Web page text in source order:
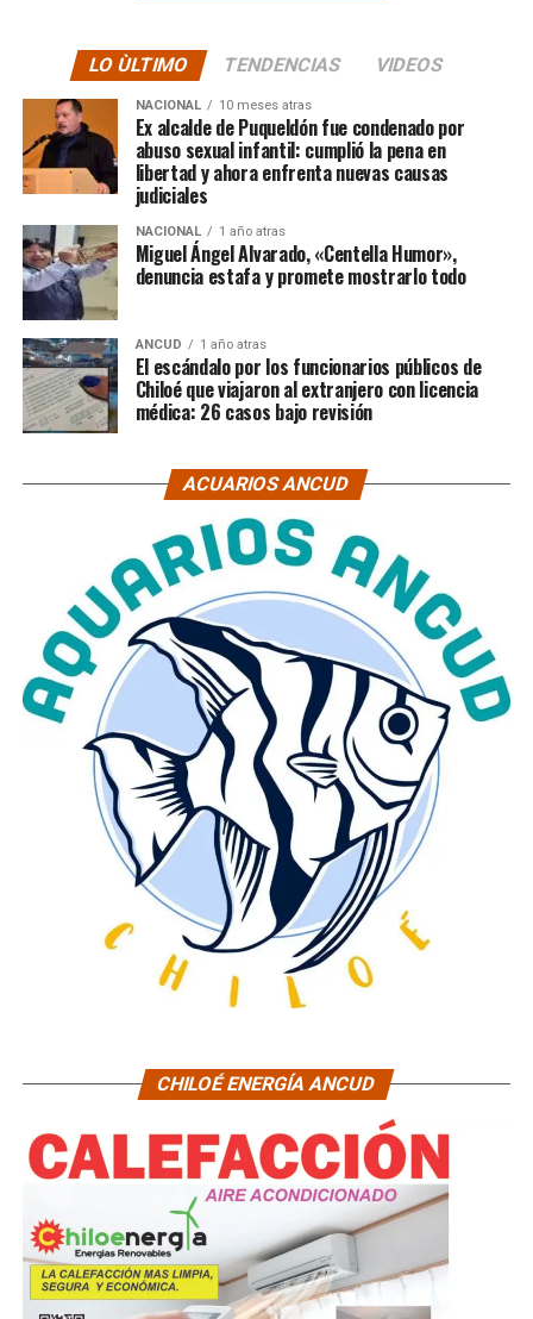
LO ÙLTIMO TENDENCIAS VIDEOS
NACIONAL 10 meses atras
Ex alcalde de Puqueldón fue condenado por
abuso sexual infantil: cumplió la pena en
libertad y ahora enfrenta nuevas causas
judiciales
NACIONAL 1 año atras
Miguel Ángel Alvarado, «Centella Humor»,
denuncia estafa y promete mostrarlo todo
ANCUD 1 año atras
El escándalo por los funcionarios públicos de
Chiloé que viajaron al extranjero con licencia
médica: 26 casos bajo revisión
ACUARIOS ANCUD
CHILOÉ ENERGÍA ANCUD